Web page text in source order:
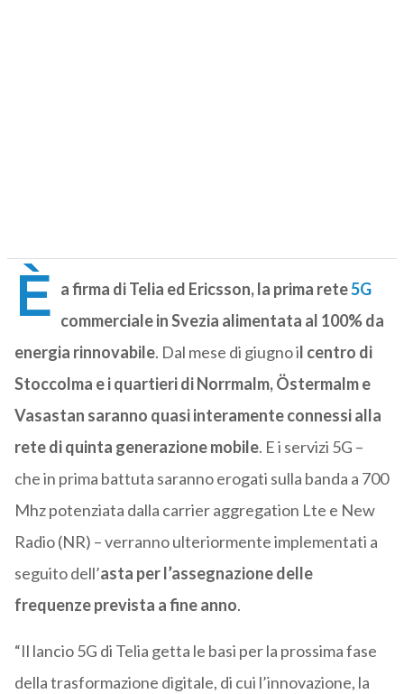
È a firma di Telia ed Ericsson, la prima rete5G
commerciale in Svezia alimentata al 100% da
energia rinnovabile. Dal mese di giugno il centro di
Stoccolma e i quartieri di Norrmalm, Östermalm e
Vasastan saranno quasi interamente connessi alla
rete di quinta generazione mobile. E i servizi 5G –
che in prima battuta saranno erogati sulla banda a 700
Mhz potenziata dalla carrier aggregation Lte e New
Radio (NR) – verranno ulteriormente implementati a
seguito dell’asta per l’assegnazione delle
frequenze prevista a fine anno.
“Il lancio 5G di Telia getta le basi per la prossima fase
della trasformazione digitale, di cui l’innovazione, la